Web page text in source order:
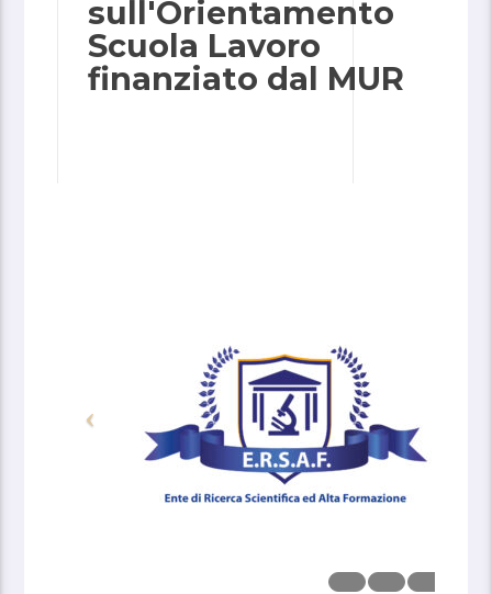
sull'Orientamento
Scuola Lavoro
finanziato dal MUR